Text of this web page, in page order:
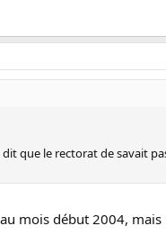
que le rectorat de savait
mois début 2004,